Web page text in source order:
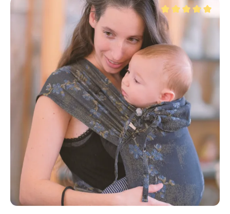
Valutazione media di